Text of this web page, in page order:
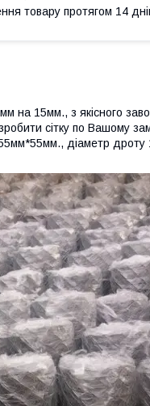
товару протягом 14
на 15мм., з якісного
сітку по Вашому
діаметр дроту